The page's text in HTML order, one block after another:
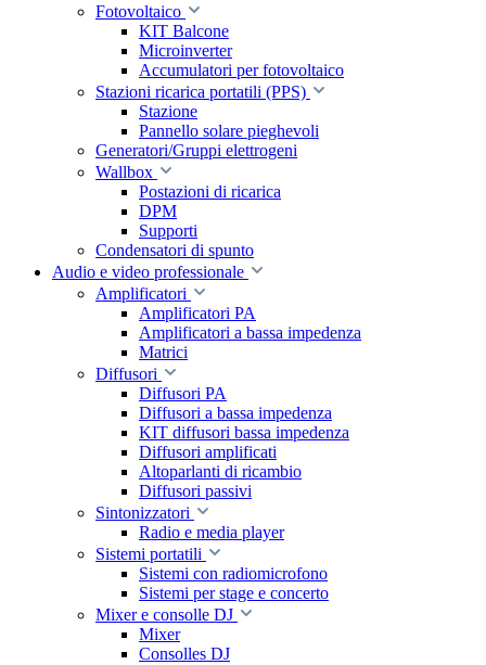
Fotovoltaico
KIT Balcone
Microinverter
Accumulatori per fotovoltaico
Stazioni ricarica portatili (PPS)
Stazione
Pannello solare pieghevoli
Generatori/Gruppi elettrogeni
Wallbox
Postazioni di ricarica
DPM
Supporti
Condensatori di spunto
Audio e video professionale
Amplificatori
Amplificatori PA
Amplificatori a bassa impedenza
Matrici
Diffusori
Diffusori PA
Diffusori a bassa impedenza
KIT diffusori bassa impedenza
Diffusori amplificati
Altoparlanti di ricambio
Diffusori passivi
Sintonizzatori
Radio e media player
Sistemi portatili
Sistemi con radiomicrofono
Sistemi per stage e concerto
Mixer e consolle DJ
Mixer
Consolles DJ